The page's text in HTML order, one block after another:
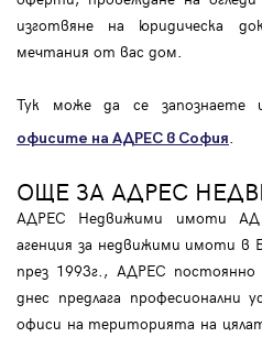
изготвяне на юридическа
мечтания от вас дом.
Тук може да се запознаете
офисите на АДРЕС в София.
ОЩЕ ЗА АДРЕС
АДРЕС Недвижими имоти АД
агенция за недвижими имоти в
през 1993г., АДРЕС
днес предлага професионални
офиси на територията на